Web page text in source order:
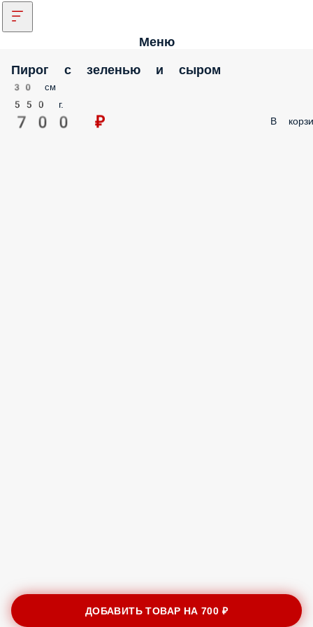
Меню
Пирог с зеленью и сыром
30 см
550 г.
700 ₽ В
ДОБАВИТЬ ТОВАР НА700 ₽